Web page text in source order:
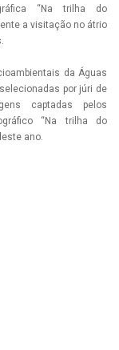
“Na trilha do
a visitação no átrio
da Águas
por júri de
captadas pelos
“Na trilha do
ano.